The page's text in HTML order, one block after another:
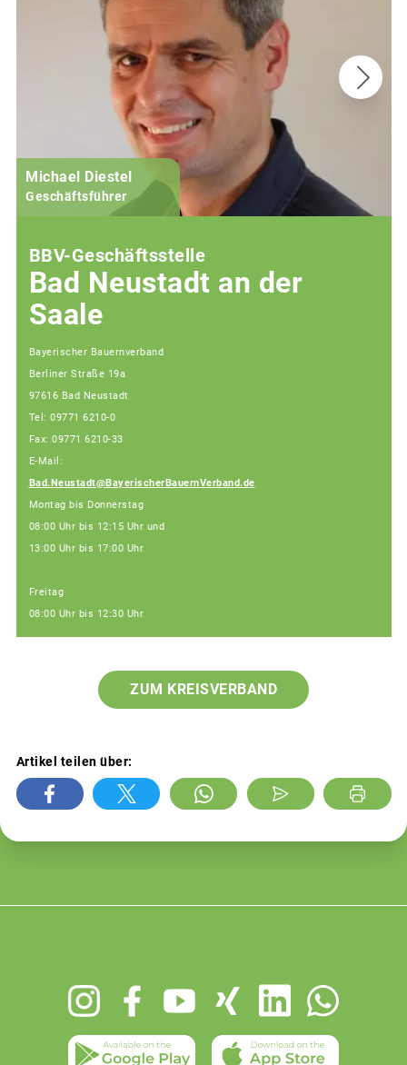
Michael Diestel
Geschäftsführer
BBV-Geschäftsstelle
Bad Neustadt an der
Saale
Bayerischer Bauernverband
Berliner Straße 19a
97616 Bad Neustadt
Tel: 09771 6210-0
Fax: 09771 6210-33
E-Mail:
Bad.Neustadt@BayerischerBauernVerband.de
Montag bis Donnerstag
08:00 Uhr bis 12:15 Uhr und
13:00 Uhr bis 17:00 Uhr
Freitag
08:00 Uhr bis 12:30 Uhr
ZUM KREISVERBAND
Artikel teilen über: